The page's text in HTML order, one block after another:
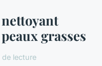
nettoyant
grasses
de lecture